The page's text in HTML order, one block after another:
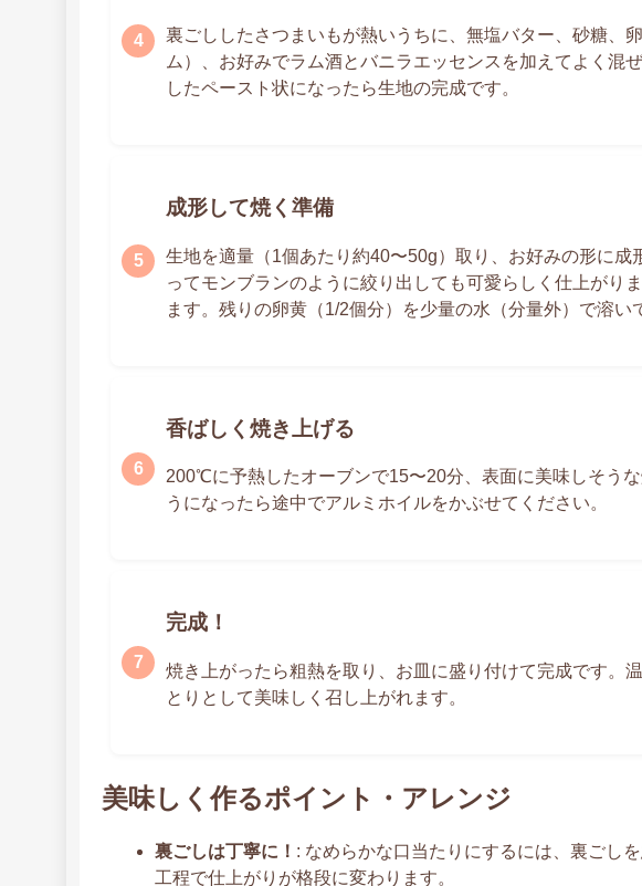
裏ごししたさつまいもが熱いうちに、無塩バター、砂糖、
ム）、お好みでラム酒とバニラエッセンスを加えてよく混
したペースト状になったら生地の完成です。
成形して焼く準備
生地を適量（1個あたり約40〜50g）取り、お好みの形に
ってモンブランのように絞り出しても可愛らしく仕上がり
ます。残りの卵黄（1/2個分）を少量の水（分量外）で溶い
香ばしく焼き上げる
200℃に予熱したオーブンで15〜20分、表面に美味しそう
うになったら途中でアルミホイルをかぶせてください。
完成！
焼き上がったら粗熱を取り、お皿に盛り付けて完成です。
とりとして美味しく召し上がれます。
美味しく作るポイント・アレンジ
裏ごしは丁寧に！ : なめらかな口当たりにするには、裏ごし
工程で仕上がりが格段に変わります。